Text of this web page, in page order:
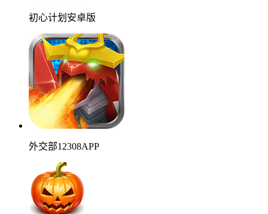
初心计划安卓版
外交部12308APP